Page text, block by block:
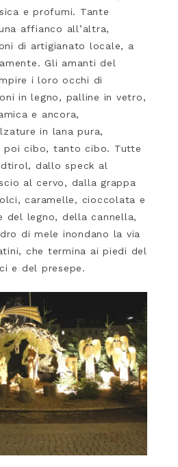
e profumi. Tante
affianco all’altra,
di artigianato locale, a
Gli amanti del
i loro occhi di
in legno, palline in vetro,
e ancora,
in lana pura,
poi cibo, tanto cibo. Tutte
, dallo speck al
al cervo, dalla grappa
caramelle, cioccolata e
del legno, della cannella,
di mele inondano la via
che termina ai piedi del
e del presepe.